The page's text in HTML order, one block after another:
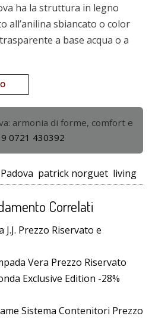
ha la struttura in legno
all’anilina sbiancato o color
a base acqua o a
armonia di forme, comfort e
0721 430392
patrick norguet living
Correlati
Prezzo Riservato e
Vera Prezzo Riservato
Exclusive Edition -28%
Sistema Contenitori Prezzo